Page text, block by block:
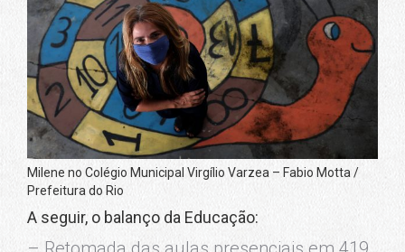
Milene no Colégio Municipal Virgílio Varzea – Fabio Motta /
Prefeitura do Rio
A seguir, o balanço da Educação: